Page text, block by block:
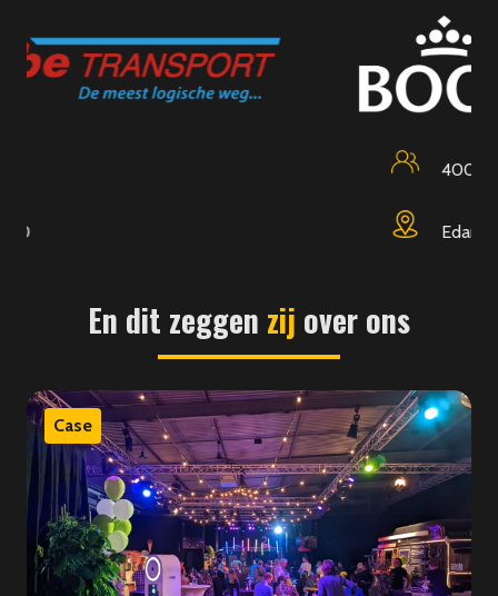
En dit zeggen zij over ons
Case